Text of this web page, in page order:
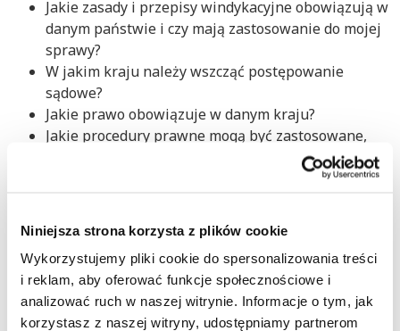
Niniejsza strona korzysta z plików cookie
Wykorzystujemy pliki cookie do spersonalizowania treści
i reklam, aby oferować funkcje społecznościowe i
analizować ruch w naszej witrynie. Informacje o tym, jak
korzystasz z naszej witryny, udostępniamy partnerom
Jakie zasady i przepisy windykacyjne obowiązują w
danym państwie i czy mają zastosowanie do mojej
sprawy?
W jakim kraju należy wszcząć postępowanie
sądowe?
Jakie prawo obowiązuje w danym kraju?
Jakie procedury prawne mogą być zastosowane,
Jaki okres przedawnienia obowiązuje w moim
Nasi specjaliści ds. windykacji międzynarodowej i
przydzielony do Twojej sprawy doradca mogą Ci pomóc i
wyjaśnić wszystko, co musisz wiedzieć, aby skutecznie
odzyskać dług w Australii.